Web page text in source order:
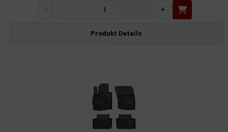
- +
Produkt Details